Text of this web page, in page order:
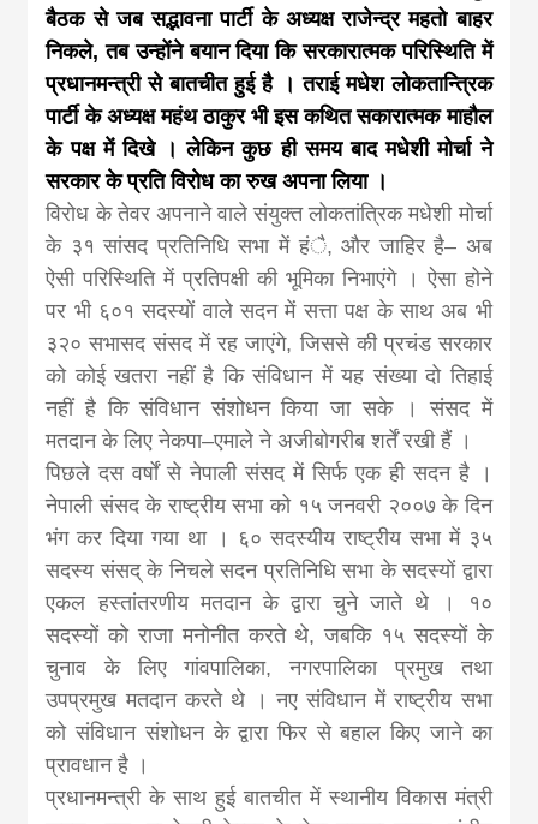
बैठक से जब सद्भावना पार्टी के अध्यक्ष राजेन्द्र महतो बाहर
निकले, तब उन्होंने बयान दिया कि सरकारात्मक परिस्थिति में
प्रधानमन्त्री से बातचीत हुई है । तराई मधेश लोकतान्त्रिक
पार्टी के अध्यक्ष महंथ ठाकुर भी इस कथित सकारात्मक माहौल
के पक्ष में दिखे । लेकिन कुछ ही समय बाद मधेशी मोर्चा ने
सरकार के प्रति विरोध का रुख अपना लिया ।
विरोध के तेवर अपनाने वाले संयुक्त लोकतांत्रिक मधेशी मोर्चा
के ३१ सांसद प्रतिनिधि सभा में हंै, और जाहिर है– अब
ऐसी परिस्थिति में प्रतिपक्षी की भूमिका निभाएंगे । ऐसा होने
पर भी ६०१ सदस्यों वाले सदन में सत्ता पक्ष के साथ अब भी
३२० सभासद संसद में रह जाएंगे, जिससे की प्रचंड सरकार
को कोई खतरा नहीं है कि संविधान में यह संख्या दो तिहाई
नहीं है कि संविधान संशोधन किया जा सके । संसद में
मतदान के लिए नेकपा–एमाले ने अजीबोगरीब शर्तें रखी हैं ।
पिछले दस वर्षों से नेपाली संसद में सिर्फ एक ही सदन है ।
नेपाली संसद के राष्ट्रीय सभा को १५ जनवरी २००७ के दिन
भंग कर दिया गया था । ६० सदस्यीय राष्ट्रीय सभा में ३५
सदस्य संसद् के निचले सदन प्रतिनिधि सभा के सदस्यों द्वारा
एकल हस्तांतरणीय मतदान के द्वारा चुने जाते थे । १०
सदस्यों को राजा मनोनीत करते थे, जबकि १५ सदस्यों के
चुनाव के लिए गांवपालिका, नगरपालिका प्रमुख तथा
उपप्रमुख मतदान करते थे । नए संविधान में राष्ट्रीय सभा
को संविधान संशोधन के द्वारा फिर से बहाल किए जाने का
प्रावधान है ।
प्रधानमन्त्री के साथ हुई बातचीत में स्थानीय विकास मंत्री